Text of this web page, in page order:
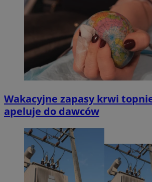
Wakacyjne zapasy krwi
apeluje do dawców